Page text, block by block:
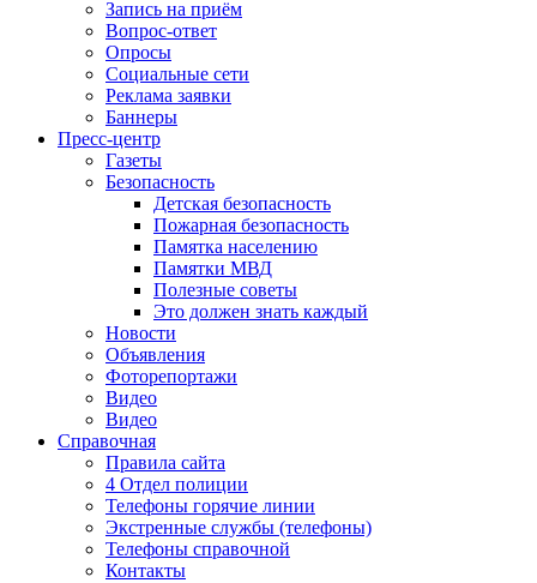
Запись на приём
Вопрос-ответ
Опросы
Социальные сети
Реклама заявки
Баннеры
Пресс-центр
Газеты
Безопасность
Детская безопасность
Пожарная безопасность
Памятка населению
Памятки МВД
Полезные советы
Это должен знать каждый
Новости
Объявления
Фоторепортажи
Видео
Видео
Справочная
Правила сайта
4 Отдел полиции
Телефоны горячие линии
Экстренные службы (телефоны)
Телефоны справочной
Контакты